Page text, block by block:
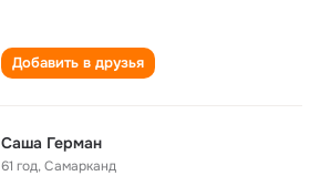
Добавить в друзья
Саша Герман
61 год,Самарканд